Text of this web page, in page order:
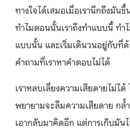
ทางใจได้เสมอเมื่อเรานึกถึงมันขึ้
ทำไมตอนนั้นเราถึงทำแบบนี้ ทำ
แบบนั้น และเริ่มเดินวนอยู่กับที่
คำถามที่เราหาคำตอบไม่ได้
เราหลบเลี่ยงความเสียดายไม่ไ
พยายามจะลืมความเสียดาย กล้
เอากลับมาคิดอีก แต่การเก็บมัน